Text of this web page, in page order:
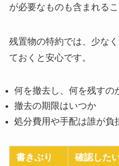
が必要なものも含まれるこ
残置物の特約では、少な
ておくと安心です。
何を撤去し、何を残すの
撤去の期限はいつか
処分費用や手配は誰が負
書きぶり
確認した